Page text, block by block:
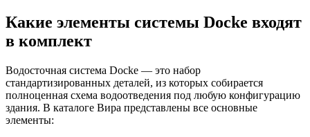
Какие элементы системы Docke входят
в комплект
Водосточная система Docke — это набор
стандартизированных деталей, из которых собирается
полноценная схема водоотведения под любую конфигурацию
здания. В каталоге Вира представлены все основные
элементы: